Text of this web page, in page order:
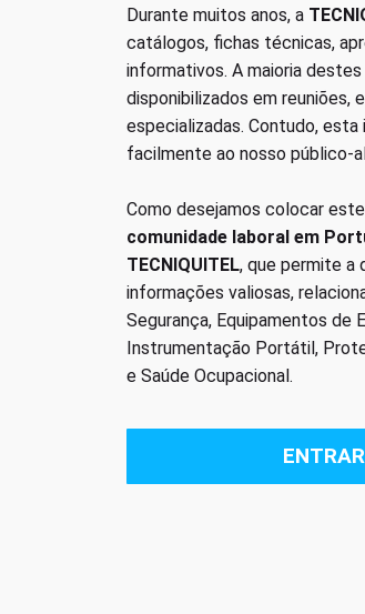
Durante muitos anos, a
catálogos, fichas técnicas,
informativos. A maioria
disponibilizados em reuniões,
especializadas. Contudo,
facilmente ao nosso público-
Como desejamos colocar
comunidade laboral em
TECNIQUITEL, que permite a
informações valiosas,
Segurança, Equipamentos de
Instrumentação Portátil,
e Saúde Ocupacional.